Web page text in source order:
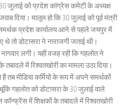
जुलाई को प्रदेश कांग्रेस कमेटी के अध्यक्ष
दिया। मालूम हो कि 30 जुलाई को पूर्व मंत्री
प्रदेश कार्यालय आने से पहले जयपुर में
तो डोटासरा ने नाराजगी जताई थी।
लगी। यही वजह रही कि गहलोत ने
तबादले में रिश्वतखोरी का मामला उठा दिया।
तब मीडिया कर्मियों के रूप में अपने समर्थकों
गहलोत को डोटासरा के 30 जुलाई वाले
में शिक्षकों के तबादले में रिश्वतखोरी